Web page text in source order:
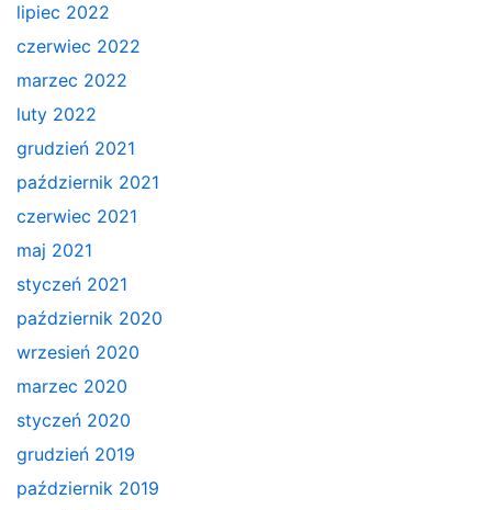
lipiec 2022
czerwiec 2022
marzec 2022
luty 2022
grudzień 2021
październik 2021
czerwiec 2021
maj 2021
styczeń 2021
październik 2020
wrzesień 2020
marzec 2020
styczeń 2020
grudzień 2019
październik 2019